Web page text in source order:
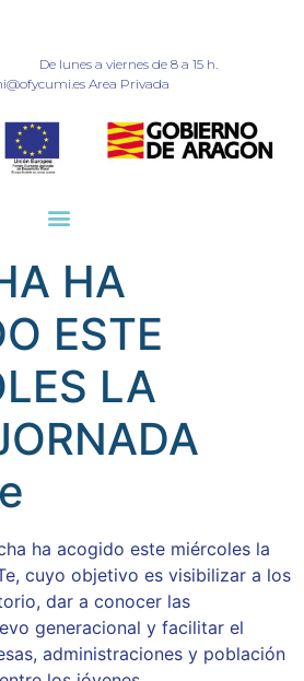
De lunes a viernes de 8 a 15 h.
Area Privada
HA
ESTE
LA
ha acogido este miércoles la
cuyo objetivo es visibilizar a los
dar a conocer las
generacional y facilitar el
administraciones y población